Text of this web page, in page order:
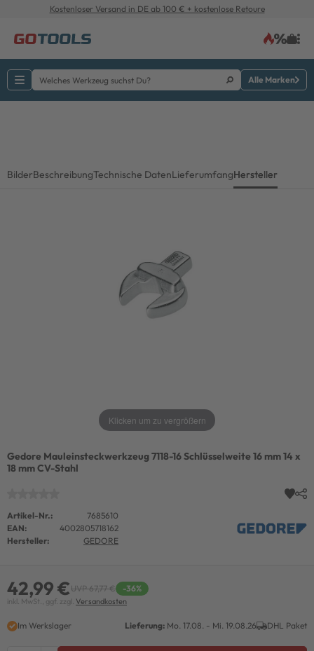
Kostenloser Versand in DE ab 100 € + kostenlose Retoure
Alle Marken
BilderBeschreibungTechnische DatenLieferumfangHersteller
Klicken um zu vergrößern
Gedore Mauleinsteckwerkzeug 7118-16 Schlüsselweite 16 mm 14 x
18 mm CV-Stahl
Artikel-Nr.:
7685610
EAN:
4002805718162
Hersteller:
GEDORE
42,99 €UVP 67,77 € -36%
inkl. MwSt., ggf. zzgl. Versandkosten
Im Werkslager Lieferung: Mo. 17.08. - Mi. 19.08.26 DHL Paket